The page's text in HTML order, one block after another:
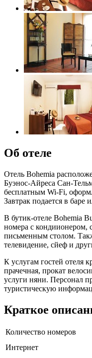
Об отеле
Отель Bohemia
Буэнос-Айреса Сан-
бесплатным Wi-Fi,
Завтрак подается в баре
В бутик-отеле Bohemia
номера с кондиионером,
письменным столом.
телевидение, сйеф и
К услугам гостей отеля
прачечная, прокат
услуги няни. Персонал
туристическую
Краткое
Количество номеров
Интернет